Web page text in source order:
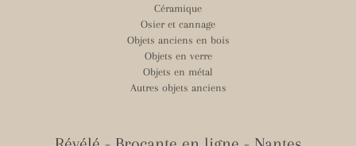
Céramique
Osier et cannage
Objets anciens en bois
Objets en verre
Objets en métal
Autres objets anciens